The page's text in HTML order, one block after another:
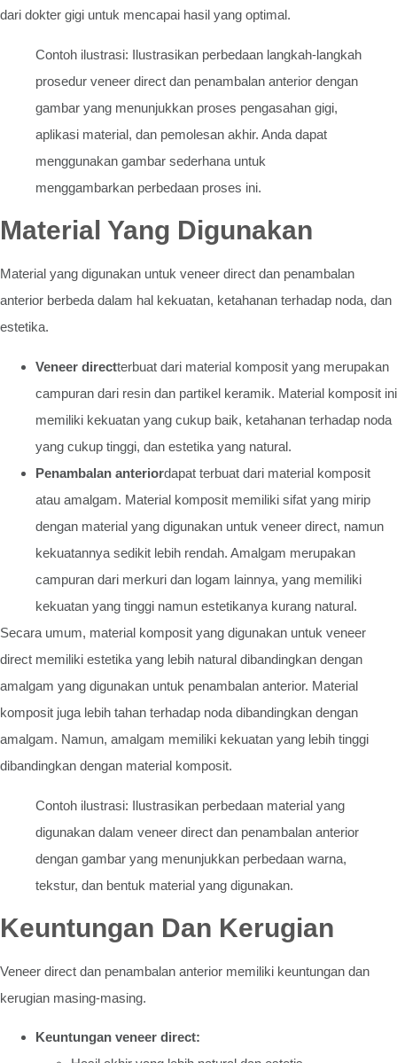
dari dokter gigi untuk mencapai hasil yang optimal.
Contoh ilustrasi: Ilustrasikan perbedaan langkah-langkah
prosedur veneer direct dan penambalan anterior dengan
gambar yang menunjukkan proses pengasahan gigi,
aplikasi material, dan pemolesan akhir. Anda dapat
menggunakan gambar sederhana untuk
menggambarkan perbedaan proses ini.
Material Yang Digunakan
Material yang digunakan untuk veneer direct dan penambalan
anterior berbeda dalam hal kekuatan, ketahanan terhadap noda, dan
estetika.
Veneer directterbuat dari material komposit yang merupakan
campuran dari resin dan partikel keramik. Material komposit ini
memiliki kekuatan yang cukup baik, ketahanan terhadap noda
yang cukup tinggi, dan estetika yang natural.
Penambalan anteriordapat terbuat dari material komposit
atau amalgam. Material komposit memiliki sifat yang mirip
dengan material yang digunakan untuk veneer direct, namun
kekuatannya sedikit lebih rendah. Amalgam merupakan
campuran dari merkuri dan logam lainnya, yang memiliki
kekuatan yang tinggi namun estetikanya kurang natural.
Secara umum, material komposit yang digunakan untuk veneer
direct memiliki estetika yang lebih natural dibandingkan dengan
amalgam yang digunakan untuk penambalan anterior. Material
komposit juga lebih tahan terhadap noda dibandingkan dengan
amalgam. Namun, amalgam memiliki kekuatan yang lebih tinggi
dibandingkan dengan material komposit.
Contoh ilustrasi: Ilustrasikan perbedaan material yang
digunakan dalam veneer direct dan penambalan anterior
dengan gambar yang menunjukkan perbedaan warna,
tekstur, dan bentuk material yang digunakan.
Keuntungan Dan Kerugian
Veneer direct dan penambalan anterior memiliki keuntungan dan
kerugian masing-masing.
Keuntungan veneer direct: